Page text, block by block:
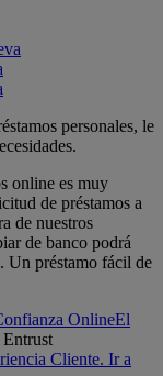
personales, le
online es muy
de préstamos a
de nuestros
de banco podrá
Un préstamo fácil de
El